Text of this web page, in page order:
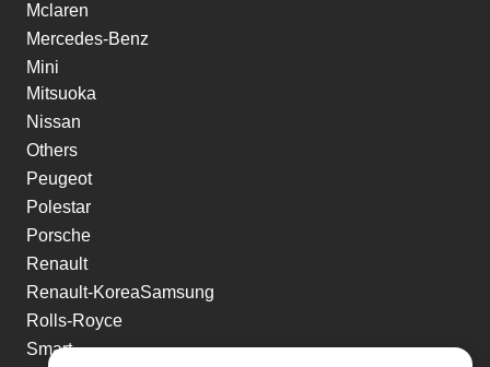
Mclaren
Mercedes-Benz
Mini
Mitsuoka
Nissan
Others
Peugeot
Polestar
Porsche
Renault
Renault-KoreaSamsung
Rolls-Royce
Smart